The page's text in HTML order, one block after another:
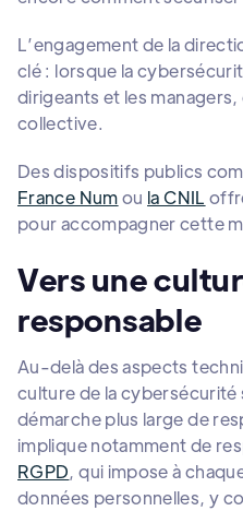
L’engagement de la
clé : lorsque la
dirigeants et les
collective.
Des dispositifs publics
France Numou la CNIL
pour accompagner cette
Vers une
responsable
Au-delà des aspects
culture de la cybersécurité
démarche plus large de
implique notamment de
RGPD, qui impose à
données personnelles, y